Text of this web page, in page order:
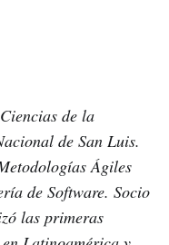
de la
de San Luis.
Ágiles
de Software. Socio
las primeras